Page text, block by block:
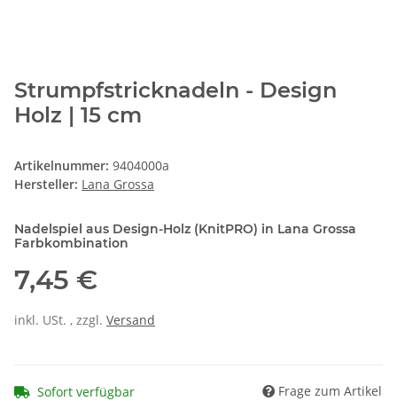
Strumpfstricknadeln - Design
Holz | 15 cm
Artikelnummer: 9404000a
Hersteller: Lana Grossa
Nadelspiel aus Design-Holz (KnitPRO) in Lana Grossa
Farbkombination
7,45 €
inkl. USt. , zzgl. Versand
Sofort verfügbar Frage zum Artikel